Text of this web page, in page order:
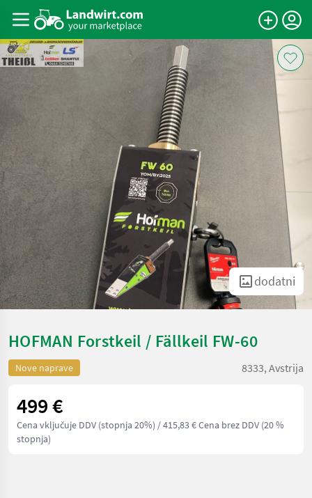
dodatni
HOFMAN Forstkeil / Fällkeil FW-60
Nove naprave 8333, Avstrija
499 €
Cena vključuje DDV (stopnja 20%) / 415,83 € Cena brez DDV (20 %
stopnja)